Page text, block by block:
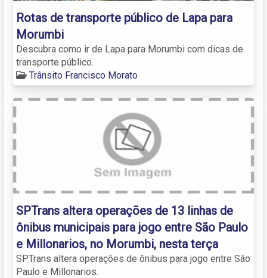
Rotas de transporte público de Lapa para
Morumbi
Descubra como ir de Lapa para Morumbi com dicas de
transporte público.
Trânsito Francisco Morato
SPTrans altera operações de 13 linhas de
ônibus municipais para jogo entre São Paulo
e Millonarios, no Morumbi, nesta terça
SPTrans altera operações de ônibus para jogo entre São
Paulo e Millonarios.